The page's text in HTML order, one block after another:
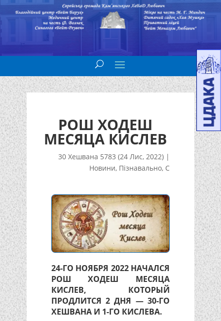
РОШ ХОДЕШ
МЕСЯЦА КИСЛЕВ
30 Хешвана 5783 (24 Лис, 2022) |
Новини, Пізнавально, С
24-ГО НОЯБРЯ 2022 НАЧАЛСЯ
РОШ ХОДЕШ МЕСЯЦА
КИСЛЕВ, КОТОРЫЙ
ПРОДЛИТСЯ 2 ДНЯ — 30-ГО
ХЕШВАНА И 1-ГО КИСЛЕВА.